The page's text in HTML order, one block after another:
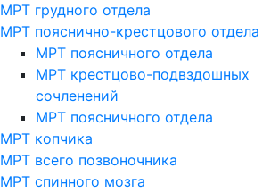
МРТ грудного отдела
МРТ пояснично-крестцового отдела
МРТ поясничного отдела
МРТ крестцово-подвздошных
сочленений
МРТ поясничного отдела
МРТ копчика
МРТ всего позвоночника
МРТ спинного мозга